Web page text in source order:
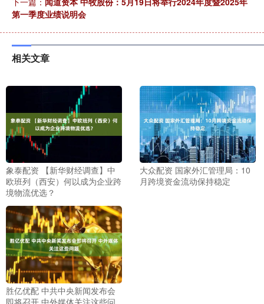
第一季度业绩说明会
相关文章
象泰配资 【新华财经调查】中
欧班列（西安）何以成为企业跨
境物流优选？
大众配资 国家外汇管理局：10
月跨境资金流动保持稳定
胜亿优配 中共中央新闻发布会
即将召开 中外媒体关注这些问